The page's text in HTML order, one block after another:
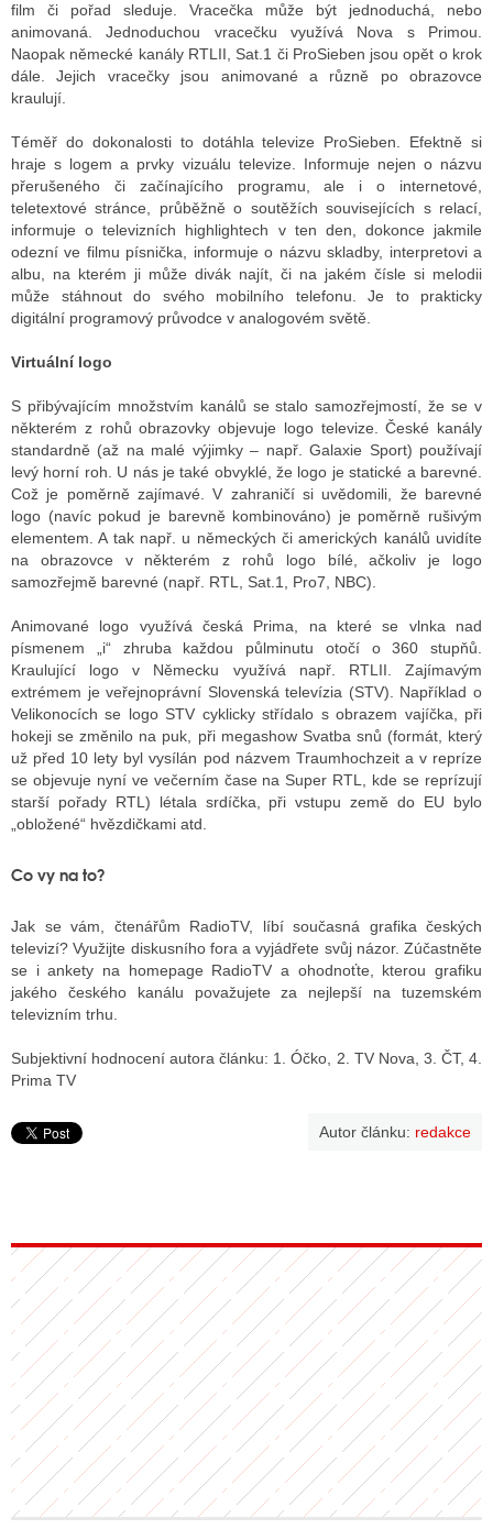
film či pořad sleduje. Vracečka může být jednoduchá, nebo
animovaná. Jednoduchou vracečku využívá Nova s Primou.
Naopak německé kanály RTLII, Sat.1 či ProSieben jsou opět o krok
dále. Jejich vracečky jsou animované a různě po obrazovce
kraulují.
Téměř do dokonalosti to dotáhla televize ProSieben. Efektně si
hraje s logem a prvky vizuálu televize. Informuje nejen o názvu
přerušeného či začínajícího programu, ale i o internetové,
teletextové stránce, průběžně o soutěžích souvisejících s relací,
informuje o televizních highlightech v ten den, dokonce jakmile
odezní ve filmu písnička, informuje o názvu skladby, interpretovi a
albu, na kterém ji může divák najít, či na jakém čísle si melodii
může stáhnout do svého mobilního telefonu. Je to prakticky
digitální programový průvodce v analogovém světě.
Virtuální logo
S přibývajícím množstvím kanálů se stalo samozřejmostí, že se v
některém z rohů obrazovky objevuje logo televize. České kanály
standardně (až na malé výjimky – např. Galaxie Sport) používají
levý horní roh. U nás je také obvyklé, že logo je statické a barevné.
Což je poměrně zajímavé. V zahraničí si uvědomili, že barevné
logo (navíc pokud je barevně kombinováno) je poměrně rušivým
elementem. A tak např. u německých či amerických kanálů uvidíte
na obrazovce v některém z rohů logo bílé, ačkoliv je logo
samozřejmě barevné (např. RTL, Sat.1, Pro7, NBC).
Animované logo využívá česká Prima, na které se vlnka nad
písmenem „i“ zhruba každou půlminutu otočí o 360 stupňů.
Kraulující logo v Německu využívá např. RTLII. Zajímavým
extrémem je veřejnoprávní Slovenská televízia (STV). Například o
Velikonocích se logo STV cyklicky střídalo s obrazem vajíčka, při
hokeji se změnilo na puk, při megashow Svatba snů (formát, který
už před 10 lety byl vysílán pod názvem Traumhochzeit a v repríze
se objevuje nyní ve večerním čase na Super RTL, kde se reprízují
starší pořady RTL) létala srdíčka, při vstupu země do EU bylo
„obložené“ hvězdičkami atd.
Co vy na to?
Jak se vám, čtenářům RadioTV, líbí současná grafika českých
televizí? Využijte diskusního fora a vyjádřete svůj názor. Zúčastněte
se i ankety na homepage RadioTV a ohodnoťte, kterou grafiku
jakého českého kanálu považujete za nejlepší na tuzemském
televizním trhu.
Subjektivní hodnocení autora článku: 1. Óčko, 2. TV Nova, 3. ČT, 4.
Prima TV
Autor článku: redakce